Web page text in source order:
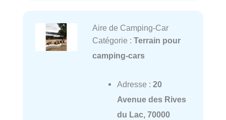
Aire de Camping-Car
Catégorie : Terrain pour
camping-cars
Adresse : 20
Avenue des Rives
du Lac, 70000